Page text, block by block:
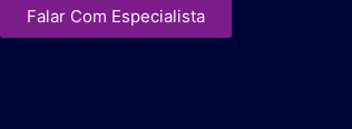
Falar Com Especialista